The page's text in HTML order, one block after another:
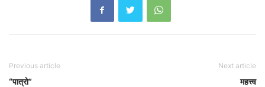
Previous article
“पात्राे”
Next article
महत्त्व